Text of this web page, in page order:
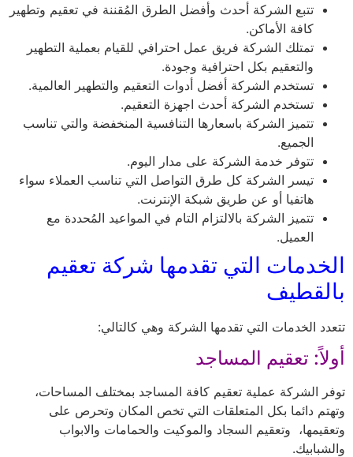
تتبع الشركة أحدث وأفضل الطرق المُقننة في تعقيم وتطهير
كافة الأماكن.
تمتلك الشركة فريق عمل احترافي للقيام بعملية التطهير
والتعقيم بكل احترافية وجودة.
تستخدم الشركة أفضل أدوات التعقيم والتطهير العالمية.
تستخدم الشركة أحدث اجهزة التعقيم.
تتميز الشركة باسعارها التنافسية المنخفضة والتي تناسب
الجميع.
تتوفر خدمة الشركة على مدار اليوم.
تيسر الشركة كل طرق التواصل التي تناسب العملاء سواء
هاتفيا أو عن طريق شبكة الإنترنت.
تتميز الشركة بالالتزام التام في المواعيد المُحددة مع
العميل.
الخدمات التي تقدمها شركة تعقيم
بالقطيف
تتعدد الخدمات التي تقدمها الشركة وهي كالتالي:
أولاً: تعقيم المساجد
توفر الشركة عملية تعقيم كافة المساجد بمختلف المساحات،
وتهتم دائما بكل المتعلقات التي تخص المكان وتحرص على
وتعقيمها، وتعقيم السجاد والموكيت والحمامات والابواب
والشبابيك.